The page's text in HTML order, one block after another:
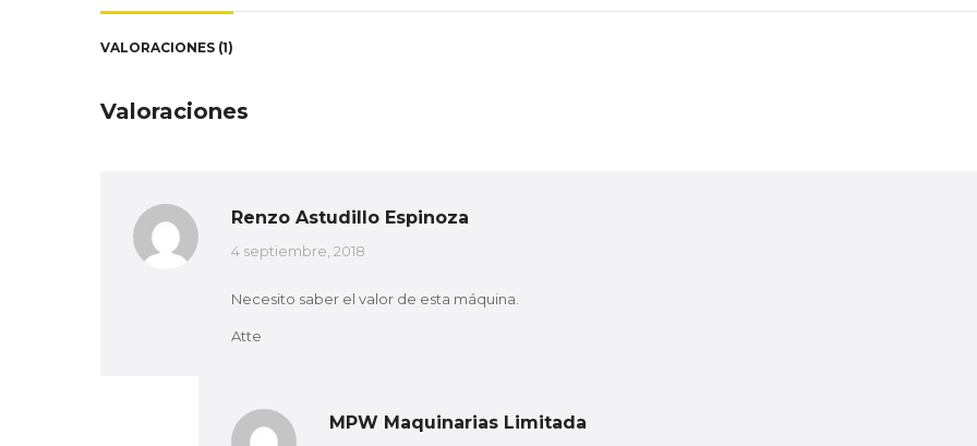
VALORACIONES (1)
Valoraciones
Renzo Astudillo Espinoza
4 septiembre, 2018
Necesito saber el valor de esta máquina.
Atte
MPW Maquinarias Limitada